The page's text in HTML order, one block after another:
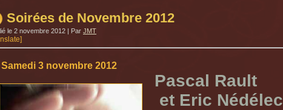
Soirées de Novembre 2012
le 2 novembre 2012 | Par JMT
Samedi 3 novembre 2012
Pascal Rault
et Eric Nédélec